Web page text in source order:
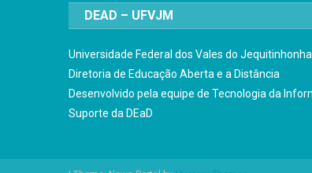
DEAD – UFVJM
Universidade Federal dos Vales do
Diretoria de Educação Aberta e a Distância
Desenvolvido pela equipe de Tecnologia da
Suporte da DEaD